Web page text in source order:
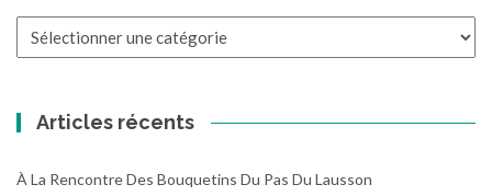
Articles récents
À La Rencontre Des Bouquetins Du Pas Du Lausson